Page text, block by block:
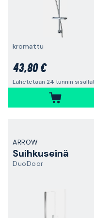
kromattu
43,80 €
Lähetetään 24 tunnin sisällä!
ARROW
Suihkuseinä
DuoDoor